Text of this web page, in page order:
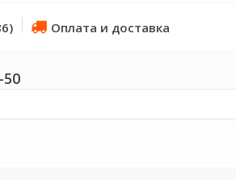
Оплата и доставка
50